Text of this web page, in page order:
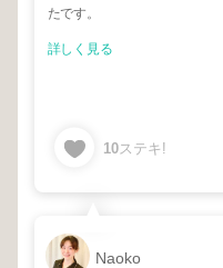
たです。
詳しく見る
10ステキ!
Naoko